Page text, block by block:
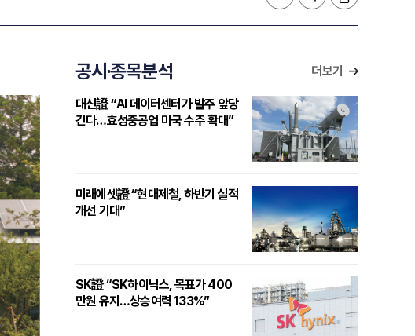
공시·종목분석 더보기
대신證 “AI 데이터센터가 발주 앞당
긴다…효성중공업 미국 수주 확대”
미래에셋證 “현대제철, 하반기 실적
개선 기대”
SK證 “SK하이닉스, 목표가 400
만원 유지…상승여력 133%”